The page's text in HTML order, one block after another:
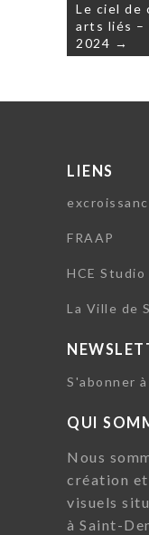
Le ciel de
arts liés –
2024 →
LIENS
FRAAP
HCE Studio
La Ville de
S'abonner
QUI
Nous
création
visuels
à Saint-